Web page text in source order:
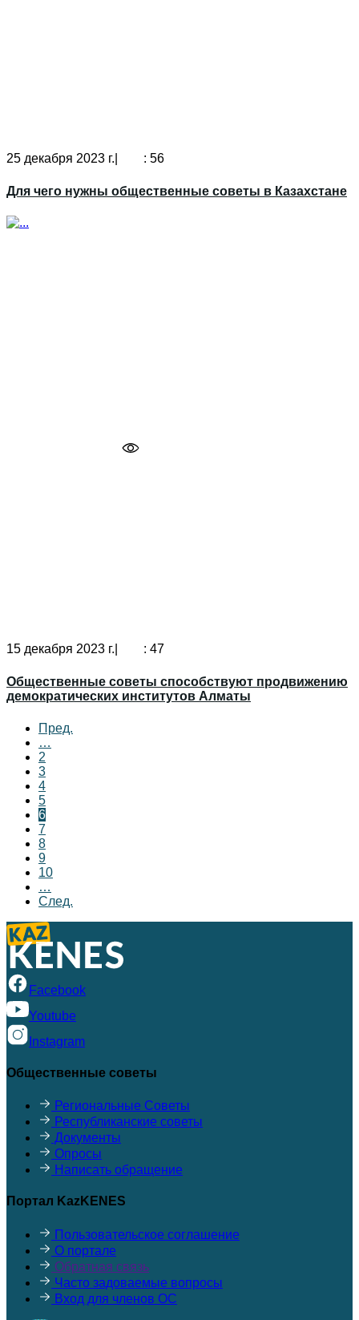
25 декабря 2023 г.| : 56
Для чего нужны общественные советы в Казахстане
15 декабря 2023 г.| : 47
Общественные советы способствуют продвижению
демократических институтов Алматы
Пред.
…
2
3
4
5
6
7
8
9
10
…
След.
Facebook
Youtube
Instagram
Общественные советы
Региональные Советы
Республиканские советы
Документы
Опросы
Написать обращение
Портал KazKENES
Пользовательское соглашение
О портале
Обратная связь
Часто задоваемые вопросы
Вход для членов ОС